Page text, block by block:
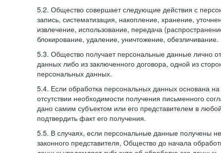
5.2. Общество совершает следующие действия с
запись, систематизация, накопление, хранение,
извлечение, использование, передача
блокирование, удаление, уничтожение, обезличивание.
5.3. Общество получает персональные данные лично
данных либо из заключенного договора, одной из
персональных данных.
5.4. Если обработка персональных данных основана на
отсутствии необходимости получения письменного
дано самим субъектом или его представителем в
подтвердить факт его получения.
5.5. В случаях, если персональные данные получены
законного представителя, Общество до начала